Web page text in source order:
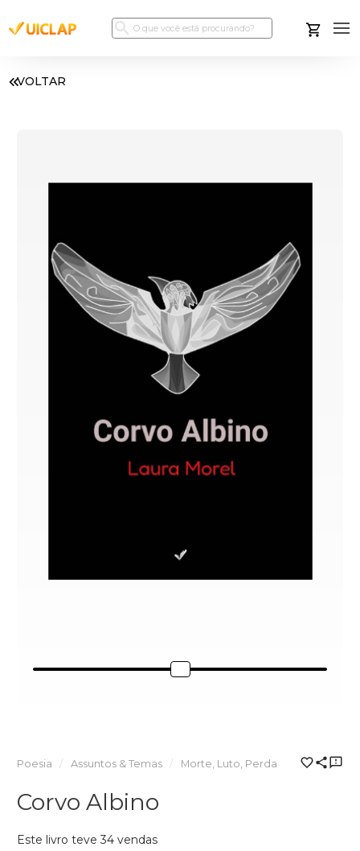
VOLTAR
Poesia Assuntos & Temas Morte, Luto, Perda
Corvo Albino
Este livro teve 34 vendas